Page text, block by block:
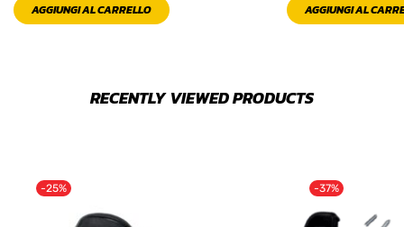
AGGIUNGI AL CARRELLO AGGIUNGI AL
RECENTLY VIEWED PRODUCTS
-25% -37%